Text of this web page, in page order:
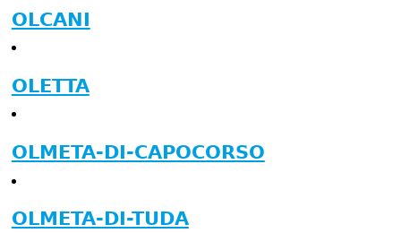
OLCANI
OLETTA
OLMETA-DI-CAPOCORSO
OLMETA-DI-TUDA